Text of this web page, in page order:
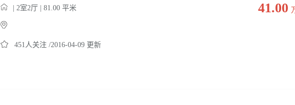
| 2室2厅 | 81.00 平米
451人关注 /2016-04-09 更新
41.00